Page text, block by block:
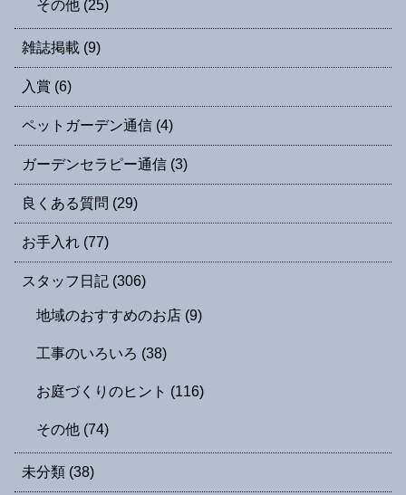
その他 (25)
雑誌掲載 (9)
入賞 (6)
ペットガーデン通信 (4)
ガーデンセラピー通信 (3)
良くある質問 (29)
お手入れ (77)
スタッフ日記 (306)
地域のおすすめのお店 (9)
工事のいろいろ (38)
お庭づくりのヒント (116)
その他 (74)
未分類 (38)